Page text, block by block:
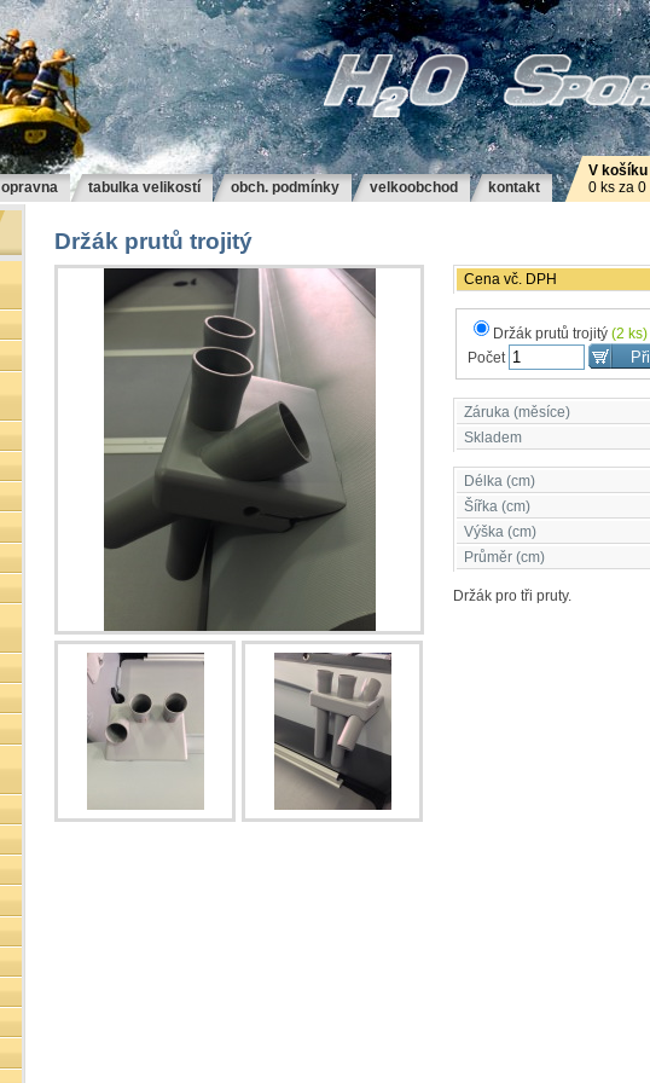
opravna tabulka velikostí obch. podmínky velkoobchod kontakt
V
0 ks za 0
Držák prutů trojitý
Cena vč. DPH
Držák prutů trojitý (2 ks)
Počet
Záruka (měsíce)
Skladem
Délka (cm)
Šířka (cm)
Výška (cm)
Průměr (cm)
Držák pro tři pruty.